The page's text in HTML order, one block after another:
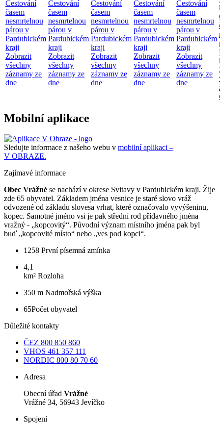
Cestování
časem
nesmrtelnou
párou v
Pardubickém
kraji
Zobrazit
všechny
záznamy ze
dne
Cestování
časem
nesmrtelnou
párou v
Pardubickém
kraji
Zobrazit
všechny
záznamy ze
dne
Cestování
časem
nesmrtelnou
párou v
Pardubickém
kraji
Zobrazit
všechny
záznamy ze
dne
Cestování
časem
nesmrtelnou
párou v
Pardubickém
kraji
Zobrazit
všechny
záznamy ze
dne
Cestování
časem
nesmrtelnou
párou v
Pardubickém
kraji
Zobrazit
všechny
záznamy ze
dne
Mobilní aplikace
Sledujte informace z našeho webu v mobilní aplikaci –
V OBRAZE.
Zajímavé informace
Obec Vrážné se nachází v okrese Svitavy v Pardubickém kraji. Žije
zde 65 obyvatel. Základem jména vesnice je staré slovo vráž
odvozené od základu slovesa vrhat, které označovalo vyvýšeninu,
kopec. Samotné jméno vsi je pak střední rod přídavného jména
vražný - „kopcovitý“. Původní význam místního jména pak byl
buď „kopcovité místo“ nebo „ves pod kopci“.
1258 První písemná zmínka
4,1
km² Rozloha
350 m Nadmořská výška
65Počet obyvatel
Důležité kontakty
ČEZ 800 850 860
VHOS 461 357 111
NORDIC 800 80 70 60
Adresa
Obecní úřad Vrážné
Vrážné 34, 56943 Jevíčko
Spojení